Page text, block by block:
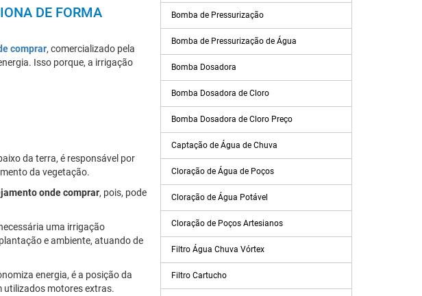
DE FORMA
comprar, comercializado pela
Isso porque, a irrigação
da terra, é responsável por
da vegetação.
onde comprar, pois, pode
uma irrigação
e ambiente, atuando de
energia, é a posição da
utilizados motores extras.
Bomba de Pressurização
Bomba de Pressurização de Água
Bomba Dosadora
Bomba Dosadora de Cloro
Bomba Dosadora de Cloro Preço
Captação de Água de Chuva
Cloração de Água de Poços
Cloração de Água Potável
Cloração de Poços Artesianos
Filtro Água Chuva Vórtex
Filtro Cartucho